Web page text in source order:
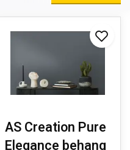
AS Creation Pure
Elegance behang